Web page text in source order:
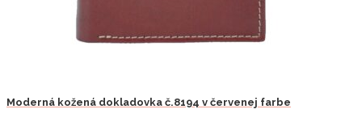
Moderná kožená dokladovka č.8194 v červenej farbe